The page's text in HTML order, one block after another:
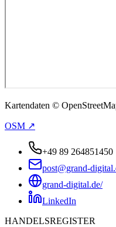
Kartendaten ©
OSM ↗
+49 89 264851450
post@grand-
grand-digital.de/
LinkedIn
HANDELSREGISTER